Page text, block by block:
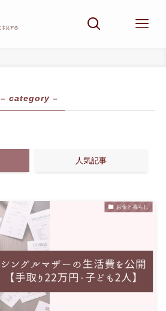
– category –
人気記事
お金と暮らし